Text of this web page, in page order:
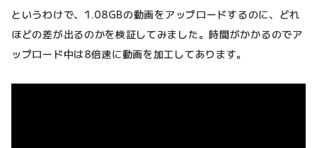
というわけで、1.08GBの動画をアップロードするのに、どれ
ほどの差が出るのかを検証してみました。時間がかかるのでア
ップロード中は8倍速に動画を加工してあります。